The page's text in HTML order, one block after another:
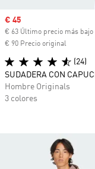
Precio de venta
€ 45
€ 63 Último precio más bajo
€ 90 Precio original
(24)
SUDADERA CON
Hombre Originals
3 colores